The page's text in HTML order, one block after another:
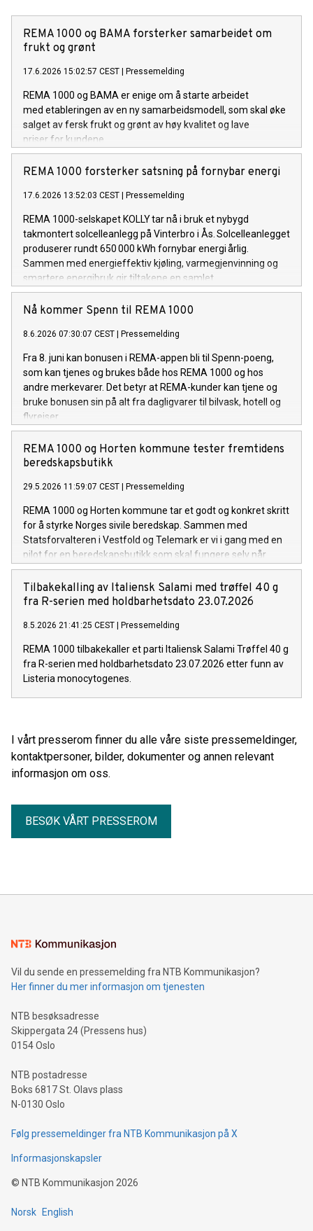
REMA 1000 og BAMA forsterker samarbeidet om
frukt og grønt
17.6.2026 15:02:57 CEST | Pressemelding
REMA 1000 og BAMA er enige om å starte arbeidet
med etableringen av en ny samarbeidsmodell, som skal øke
salget av fersk frukt og grønt av høy kvalitet og lave
priser for kundene.
REMA 1000 forsterker satsning på fornybar energi
17.6.2026 13:52:03 CEST | Pressemelding
REMA 1000-selskapet KOLLY tar nå i bruk et nybygd
takmontert solcelleanlegg på Vinterbro i Ås. Solcelleanlegget
produserer rundt 650 000 kWh fornybar energi årlig.
Sammen med energieffektiv kjøling, varmegjenvinning og
smartere energibruk gir tiltakene en samlet
energiforbedring på om lag 1,5 millioner kWh i året.
Nå kommer Spenn til REMA 1000
8.6.2026 07:30:07 CEST | Pressemelding
Fra 8. juni kan bonusen i REMA-appen bli til Spenn-poeng,
som kan tjenes og brukes både hos REMA 1000 og hos
andre merkevarer. Det betyr at REMA-kunder kan tjene og
bruke bonusen sin på alt fra dagligvarer til bilvask, hotell og
flyreiser.
REMA 1000 og Horten kommune tester fremtidens
beredskapsbutikk
29.5.2026 11:59:07 CEST | Pressemelding
REMA 1000 og Horten kommune tar et godt og konkret skritt
for å styrke Norges sivile beredskap. Sammen med
Statsforvalteren i Vestfold og Telemark er vi i gang med en
pilot for en beredskapsbutikk som skal fungere selv når
samfunnet settes på prøve.
Tilbakekalling av Italiensk Salami med trøffel 40 g
fra R-serien med holdbarhetsdato 23.07.2026
8.5.2026 21:41:25 CEST | Pressemelding
REMA 1000 tilbakekaller et parti Italiensk Salami Trøffel 40 g
fra R-serien med holdbarhetsdato 23.07.2026 etter funn av
Listeria monocytogenes.
I vårt presserom finner du alle våre siste pressemeldinger,
kontaktpersoner, bilder, dokumenter og annen relevant
informasjon om oss.
BESØK VÅRT PRESSEROM
Vil du sende en pressemelding fra NTB Kommunikasjon?
Her finner du mer informasjon om tjenesten
NTB besøksadresse
Skippergata 24 (Pressens hus)
0154 Oslo
NTB postadresse
Boks 6817 St. Olavs plass
N-0130 Oslo
Følg pressemeldinger fra NTB Kommunikasjon på X
Informasjonskapsler
© NTB Kommunikasjon 2026
Norsk English